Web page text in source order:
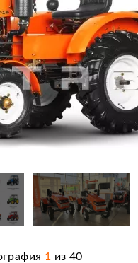
1 из 40